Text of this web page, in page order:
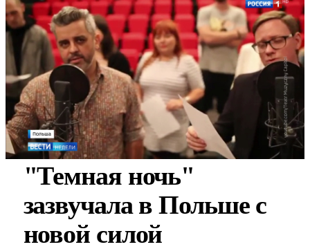
"Темная ночь"
зазвучала в Польше с
новой силой